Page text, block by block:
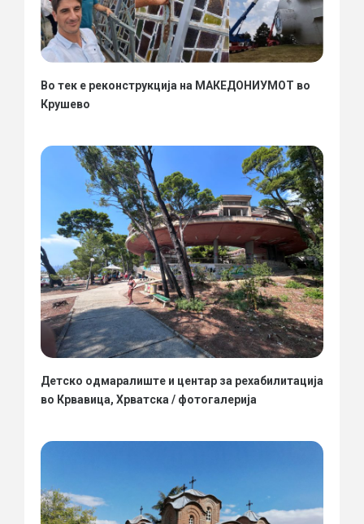
Во тек е реконструкција на МАКЕДОНИУМОТ во
Крушево
Детско одмаралиште и центар за рехабилитација
во Крвавица, Хрватска / фотогалерија